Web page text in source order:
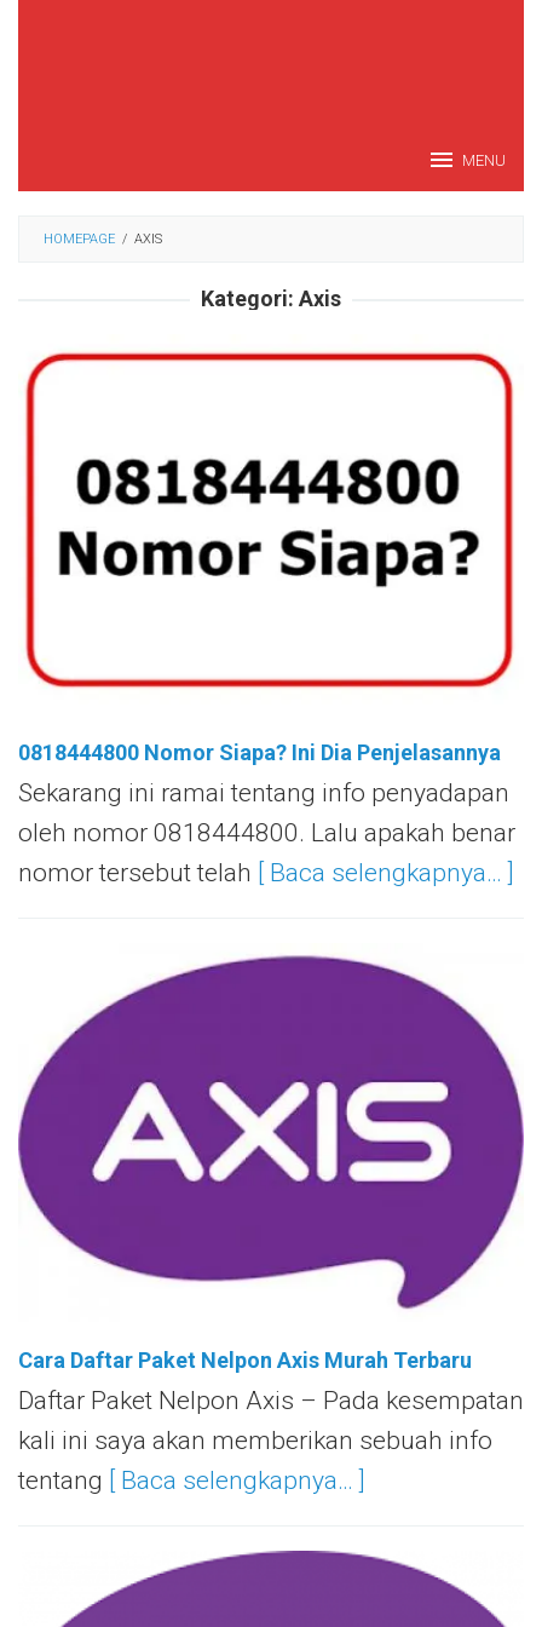
MENU
HOMEPAGE / AXIS
Kategori: Axis
0818444800 Nomor Siapa? Ini Dia Penjelasannya
Sekarang ini ramai tentang info penyadapan
oleh nomor 0818444800. Lalu apakah benar
nomor tersebut telah [ Baca selengkapnya… ]
Cara Daftar Paket Nelpon Axis Murah Terbaru
Daftar Paket Nelpon Axis – Pada kesempatan
kali ini saya akan memberikan sebuah info
tentang [ Baca selengkapnya… ]